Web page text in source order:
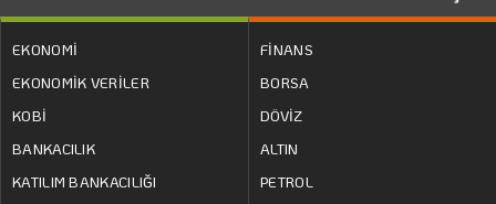
EKONOMİ
EKONOMİK VERİLER
KOBİ
BANKACILIK
KATILIM BANKACILIĞI
FİNANS
BORSA
DÖVİZ
ALTIN
PETROL